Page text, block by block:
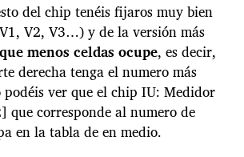
del chip tenéis fijaros muy bien
V2, V3…) y de la versión más
que menos celdas ocupe, es decir,
derecha tenga el numero más
ver que el chip IU: Medidor
que corresponde al numero de
en la tabla de en medio.